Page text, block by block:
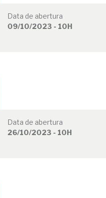
Data de abertura
09/10/2023 - 10H
Data de abertura
26/10/2023 - 10H